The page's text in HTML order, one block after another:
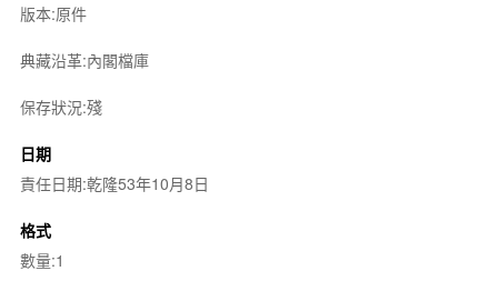
版本:原件
典藏沿革:內閣檔庫
保存狀況:殘
日期
責任日期:乾隆53年10月8日
格式
數量:1